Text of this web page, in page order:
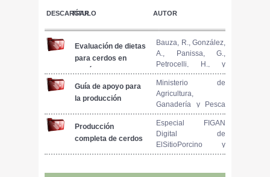
DESCARGAR
TÍTULO AUTOR
Evaluación de dietas
para cerdos en
forraje y suero de
queso
Bauza, R., González,
A., Panissa, G.,
Petrocelli, H., y
Miller, V.
Guía de apoyo para
la producción
Ministerio de
Agricultura,
Ganadería y Pesca
de la Nación
Producción
completa de cerdos
Especial FIGAN
Digital de
ElSitioPorcino y
ElSitioAvícola Marzo